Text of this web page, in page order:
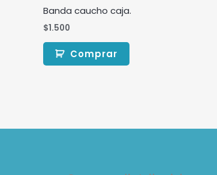
Banda caucho caja.
$1.500
Comprar